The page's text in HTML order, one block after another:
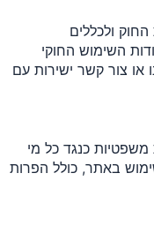
ולכללים
השימוש החוקי
או צור קשר ישירות עם
משפטיות כנגד כל מי
באתר, כולל הפרות